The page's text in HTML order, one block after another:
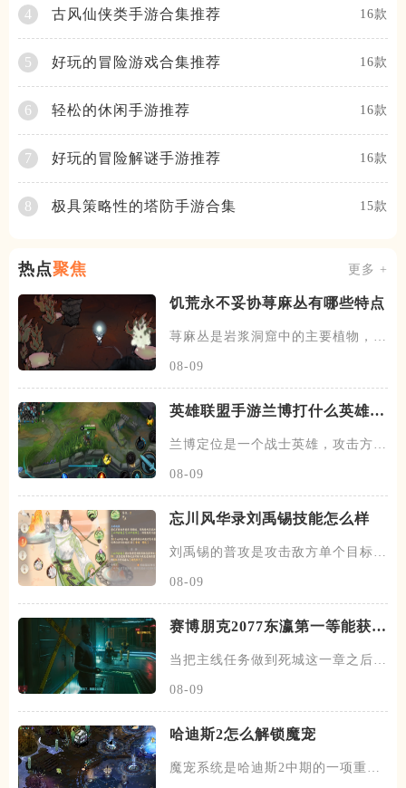
4 古风仙侠类手游合集推荐 16款
5 好玩的冒险游戏合集推荐 16款
6 轻松的休闲手游推荐 16款
7 好玩的冒险解谜手游推荐 16款
8 极具策略性的塔防手游合集 15款
热点聚焦 更多 +
饥荒永不妥协荨麻丛有哪些特点
荨麻丛是岩浆洞窟中的主要植物，荨
08-09
英雄联盟手游兰博打什么英雄好
兰博定位是一个战士英雄，攻击方式
08-09
忘川风华录刘禹锡技能怎么样
刘禹锡的普攻是攻击敌方单个目标，
08-09
赛博朋克2077东瀛第一等能获得
当把主线任务做到死城这一章之后，
08-09
哈迪斯2怎么解锁魔宠
魔宠系统是哈迪斯2中期的一项重要